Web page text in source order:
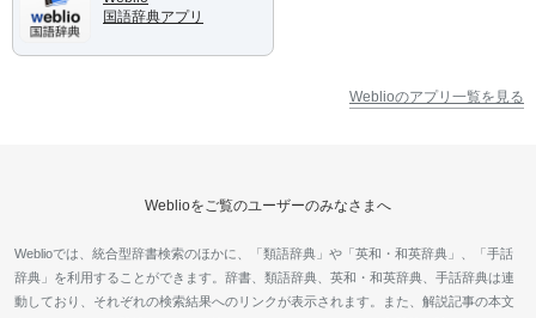
国語辞典アプリ
Weblioのアプリ一覧を見る
Weblioをご覧のユーザーのみなさまへ
Weblioでは、統合型辞書検索のほかに、「類語辞典」や「英和・和英辞典」、「手話
辞典」を利用することができます。辞書、類語辞典、英和・和英辞典、手話辞典は連
動しており、それぞれの検索結果へのリンクが表示されます。また、解説記事の本文